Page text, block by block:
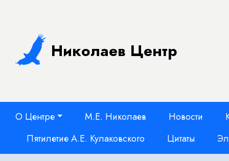
Николаев Центр
О Центре М.Е. Николаев Новости
Пятилетие А.Е. Кулаковского
Цитаты